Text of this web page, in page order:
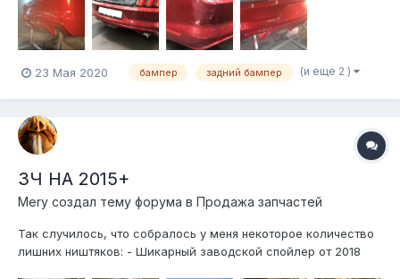
23 Мая 2020 бампер задний бампер (и еще 2 )
ЗЧ НА 2015+
Mery создал тему форума в Продажа запчастей
Так случилось, что собралось у меня некоторое количество
лишних ништяков: - Шикарный заводской спойлер от 2018